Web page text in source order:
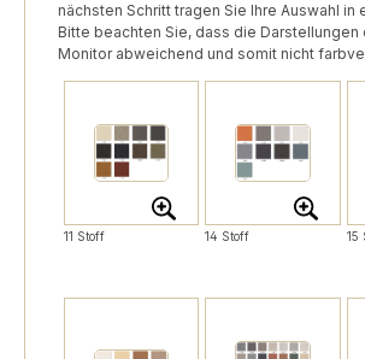
nächsten Schritt tragen Sie Ihre Auswahl in
Bitte beachten Sie, dass die Darstellungen
Monitor abweichend und somit nicht
11 Stoff 14 Stoff 15